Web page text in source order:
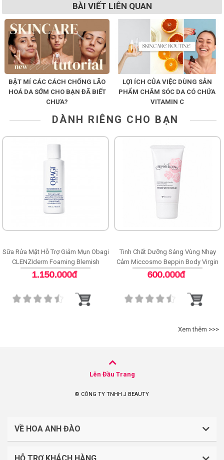
BÀI VIẾT LIÊN QUAN
BẬT MÍ CÁC CÁCH CHỐNG LÃO
HOÁ DA SỚM CHO BẠN ĐÃ BIẾT
CHƯA?
LỢI ÍCH CỦA VIỆC DÙNG SẢN
PHẨM CHĂM SÓC DA CÓ CHỨA
VITAMIN C
DÀNH RIÊNG CHO BẠN
Sữa Rửa Mặt Hỗ Trợ Giảm Mụn Obagi
CLENZIderm Foaming Blemish
Cleanser
1.150.000đ
Tinh Chất Dưỡng Sáng Vùng Nhạy
Cảm Miccosmo Beppin Body Virgin
White Serum
600.000đ
Xem thêm >>>
Lên Đầu Trang
© CÔNG TY TNHH J BEAUTY
VỀ HOA ANH ĐÀO
CÔNG TY TNHH J BEAUTY